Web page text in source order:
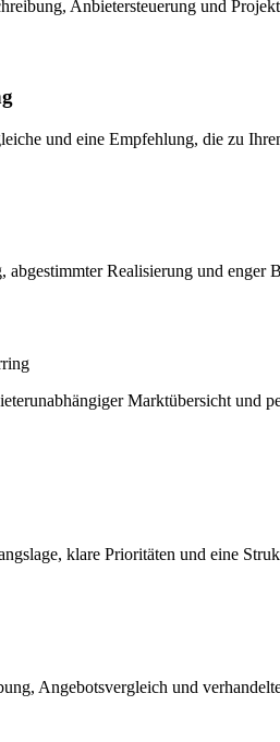
Anbietersteuerung und
und eine Empfehlung, die zu
abgestimmter Realisierung und
Marktübersicht und
klare Prioritäten und eine
Angebotsvergleich und